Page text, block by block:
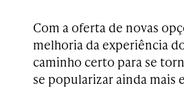
Com a oferta de novas
melhoria da experiência
caminho certo para se
se popularizar ainda mais